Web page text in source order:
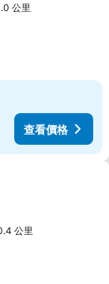
公里
查看價格
公里